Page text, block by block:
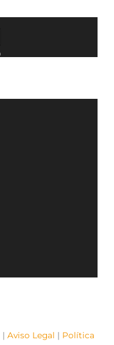
|Aviso Legal | Política